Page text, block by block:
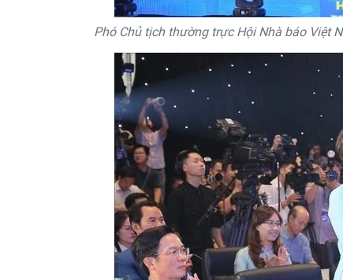
Phó Chủ tịch thường trực Hội Nhà báo Việt